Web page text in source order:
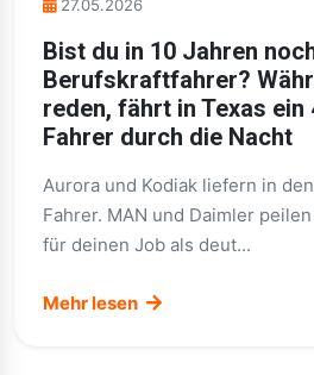
27.05.2026
Bist du in 10 Jahren
Berufskraftfahrer?
reden, fährt in Texas ein
Fahrer durch die Nacht
Aurora und Kodiak liefern in
Fahrer. MAN und Daimler
für deinen Job als deut...
Mehr lesen